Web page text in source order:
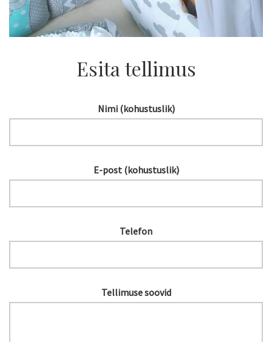
Esita tellimus
Nimi (kohustuslik)
E-post (kohustuslik)
Telefon
Tellimuse soovid